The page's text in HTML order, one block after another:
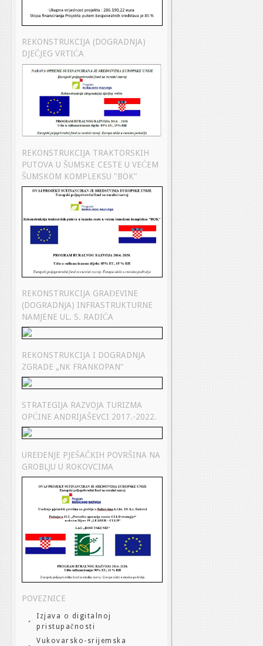
REKONSTRUKCIJA (DOGRADNJA)
DJEČJEG VRTIĆA
REKONSTRUKCIJA TRAKTORSKIH
PUTOVA U ŠUMSKE CESTE U VEĆEM
ŠUMSKOM KOMPLEKSU "BOK"
REKONSTRUKCIJA GRAĐEVINE
(DOGRADNJA) INFRASTRUKTURNE
NAMJENE UL. S. RADIĆA
REKONSTRUKCIJA I DOGRADNJA
ZGRADE „NK FRANKOPAN“
STRATEGIJA RAZVOJA TURIZMA
OPĆINE ANDRIJAŠEVCI 2017.-2022.
UREĐENJE PJEŠAČKIH POVRŠINA NA
GROBLJU U ROKOVCIMA
POVEZNICE
Izjava o digitalnoj
pristupačnosti
Vukovarsko-srijemska